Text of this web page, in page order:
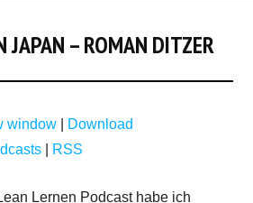
JAPAN – ROMAN DITZER
window
Download
RSS
Lernen Podcast habe ich